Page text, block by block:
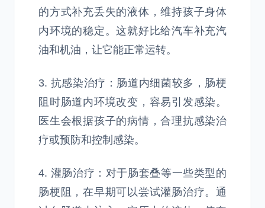
的方式补充丢失的液体，维持孩子身体
内环境的稳定。这就好比给汽车补充汽
油和机油，让它能正常运转。
3. 抗感染治疗：肠道内细菌较多，肠梗
阻时肠道内环境改变，容易引发感染。
医生会根据孩子的病情，合理抗感染治
疗或预防和控制感染。
4. 灌肠治疗：对于肠套叠等一些类型的
肠梗阻，在早期可以尝试灌肠治疗。通